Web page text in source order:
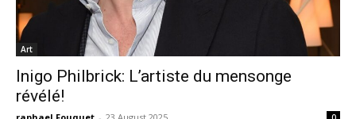
Art
Inigo Philbrick: L’artiste du mensonge
révélé!